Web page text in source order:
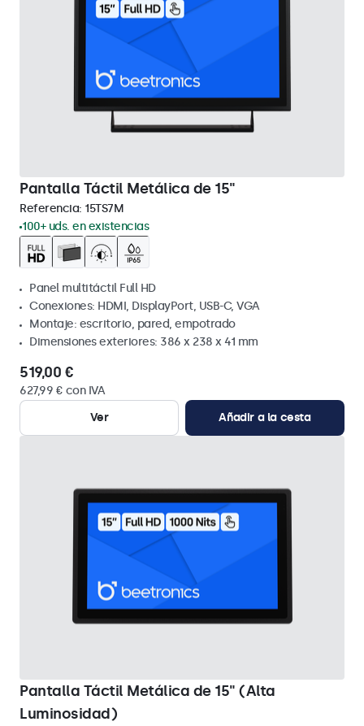
Pantalla Táctil Metálica de 15"
Referencia: 15TS7M
100+ uds. en existencias
Panel multitáctil Full HD
Conexiones: HDMI, DisplayPort, USB-C, VGA
Montaje: escritorio, pared, empotrado
Dimensiones exteriores: 386 x 238 x 41 mm
519,00 €
627,99 € con IVA
Ver
Añadir a la cesta
Pantalla Táctil Metálica de 15" (Alta
Luminosidad)